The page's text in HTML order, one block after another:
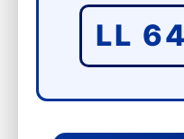
LL